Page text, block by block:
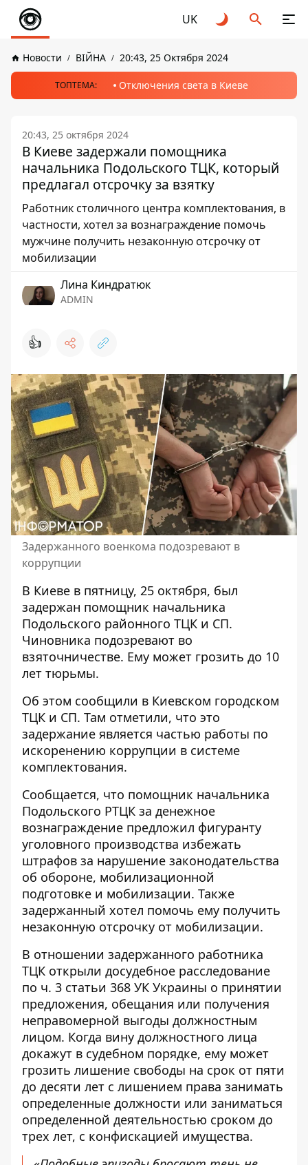
UK
Новости ВІЙНА 20:43, 25 Октября 2024
ТОПТЕМА: Отключения света в Киеве
20:43, 25 октября 2024
В Киеве задержали помощника
начальника Подольского ТЦК, который
предлагал отсрочку за взятку
Работник столичного центра комплектования, в
частности, хотел за вознаграждение помочь
мужчине получить незаконную отсрочку от
мобилизации
Лина Киндратюк
ADMIN
👍
Задержанного военкома подозревают в
коррупции
В Киеве в пятницу, 25 октября, был
задержан помощник начальника
Подольского районного ТЦК и СП.
Чиновника подозревают во
взяточничестве. Ему может грозить до 10
лет тюрьмы.
Об этом сообщили в Киевском городском
ТЦК и СП. Там отметили, что это
задержание является частью работы по
искоренению коррупции в системе
комплектования.
Сообщается, что помощник начальника
Подольского РТЦК за денежное
вознаграждение предложил фигуранту
уголовного производства избежать
штрафов за нарушение законодательства
об обороне, мобилизационной
подготовке и мобилизации. Также
задержанный хотел помочь ему получить
незаконную отсрочку от мобилизации.
В отношении задержанного работника
ТЦК открыли досудебное расследование
по ч. 3 статьи 368 УК Украины о принятии
предложения, обещания или получения
неправомерной выгоды должностным
лицом. Когда вину должностного лица
докажут в судебном порядке, ему может
грозить лишение свободы на срок от пяти
до десяти лет с лишением права занимать
определенные должности или заниматься
определенной деятельностью сроком до
трех лет, с конфискацией имущества.